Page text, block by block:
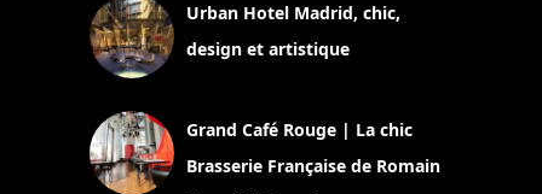
Urban Hotel Madrid, chic,
design et artistique
Grand Café Rouge | La chic
Brasserie Française de Romain